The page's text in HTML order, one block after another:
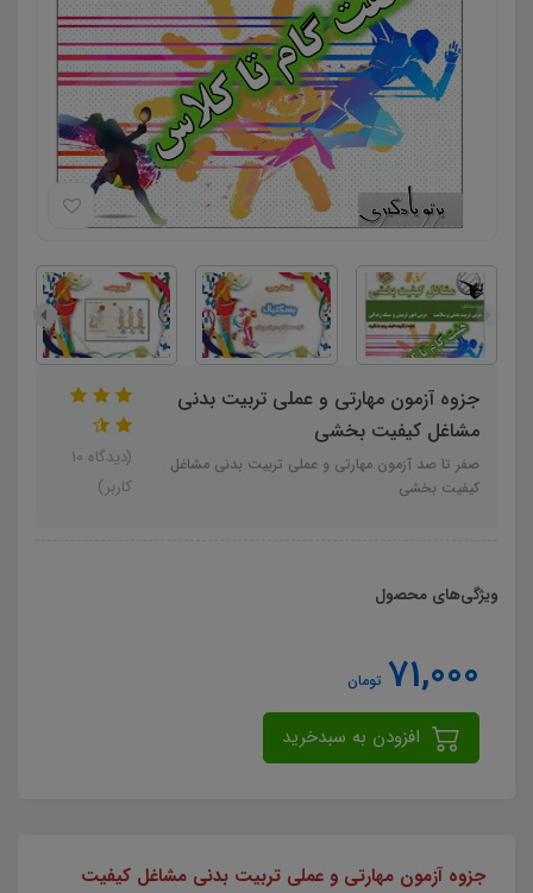
جزوه آزمون مهارتی و عملی تربیت بدنی
مشاغل کیفیت بخشی
صفر تا صد آزمون مهارتی و عملی تربیت بدنی مشاغل
کیفیت بخشی
(دیدگاه 10
کاربر)
ویژگی‌های محصول
71,000 تومان
جزوه آزمون مهارتی و عملی تربیت بدنی مشاغل کیفیت